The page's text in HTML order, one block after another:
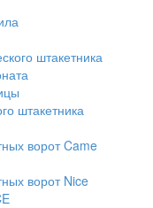
штакетника
штакетника
ворот Came
ворот Nice